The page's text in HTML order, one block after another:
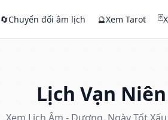
🔄Chuyển đổi âm lịch 🔮Xem Tarot 🃏
Lịch Vạn